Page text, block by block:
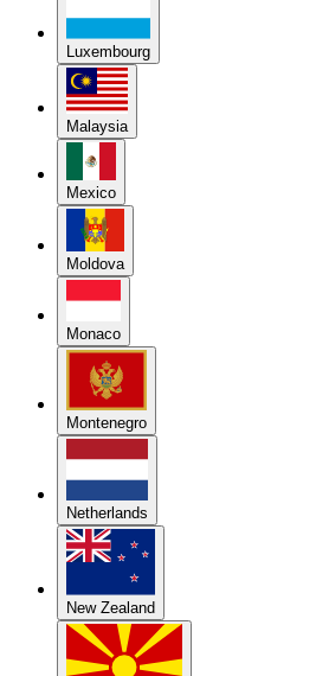
Luxembourg
Malaysia
Mexico
Moldova
Monaco
Montenegro
Netherlands
New Zealand